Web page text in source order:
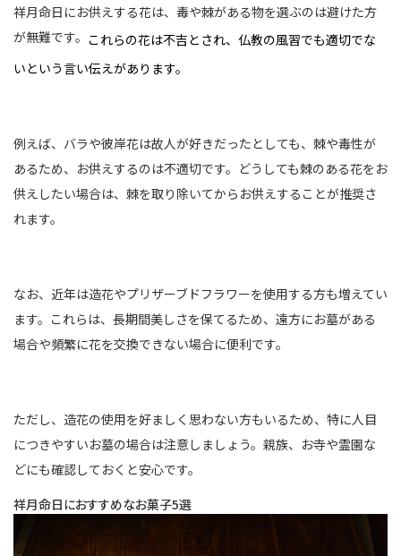
祥月命日にお供えする花は、毒や棘がある物を選ぶのは避けた方
が無難です。 これらの花は不吉とされ、仏教の風習でも適切でな
いという言い伝えがあります。
例えば、バラや彼岸花は故人が好きだったとしても、棘や毒性が
あるため、お供えするのは不適切です。どうしても棘のある花をお
供えしたい場合は、棘を取り除いてからお供えすることが推奨さ
れます。
なお、近年は造花やプリザーブドフラワーを使用する方も増えてい
ます。これらは、長期間美しさを保てるため、遠方にお墓がある
場合や頻繁に花を交換できない場合に便利です。
ただし、造花の使用を好ましく思わない方もいるため、特に人目
につきやすいお墓の場合は注意しましょう。親族、お寺や霊園な
どにも確認しておくと安心です。
祥月命日におすすめなお菓子5選